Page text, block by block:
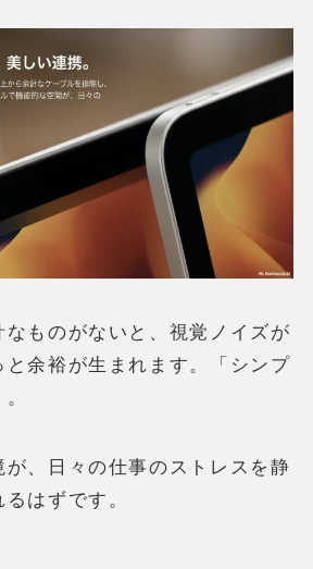
なものがないと、視覚ノイズが
と余裕が生まれます。「シンプ
が、日々の仕事のストレスを静
はずです。